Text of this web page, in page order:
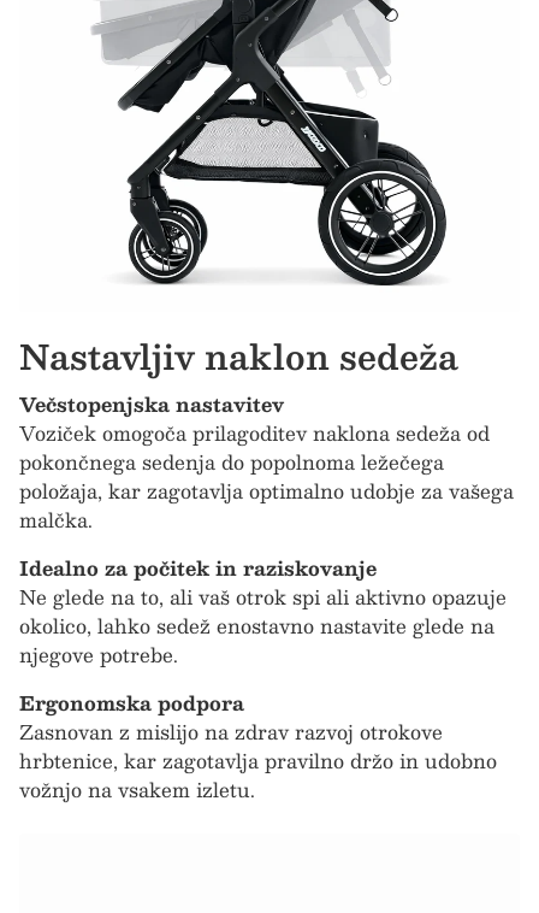
Nastavljiv naklon sedeža
Večstopenjska nastavitev
Voziček omogoča prilagoditev naklona sedeža od
pokončnega sedenja do popolnoma ležečega
položaja, kar zagotavlja optimalno udobje za vašega
malčka.
Idealno za počitek in raziskovanje
Ne glede na to, ali vaš otrok spi ali aktivno opazuje
okolico, lahko sedež enostavno nastavite glede na
njegove potrebe.
Ergonomska podpora
Zasnovan z mislijo na zdrav razvoj otrokove
hrbtenice, kar zagotavlja pravilno držo in udobno
vožnjo na vsakem izletu.